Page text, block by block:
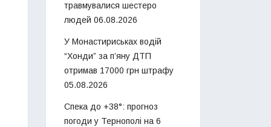
травмувалися шестеро
людей 06.08.2026
У Монастириськах водій
“Хонди” за п’яну ДТП
отримав 17000 грн штрафу
05.08.2026
Спека до +38°: прогноз
погоди у Тернополі на 6